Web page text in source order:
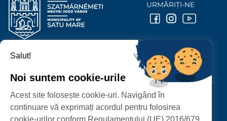
PROTECȚIA DATELOR PERSONALE
PRIMĂRIA MUNICIPIULUI
P-ȚA 25 OCTOMBRIE, NR. 1 CORP M, 440026 SATU MARE
URMĂRIȚI-NE
Salut!
Noi suntem cookie-urile
Acest site folosește cookie-uri. Navigând în
continuare vă exprimați acordul pentru folosirea
cookie-urilor conform Regulamentului (UE) 2016/679.